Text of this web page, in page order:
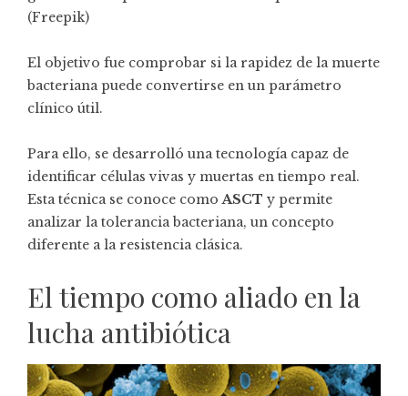
(Freepik)
El objetivo fue comprobar si la rapidez de la muerte
bacteriana puede convertirse en un parámetro
clínico útil.
Para ello, se desarrolló una tecnología capaz de
identificar células vivas y muertas en tiempo real.
Esta técnica se conoce comoASCT y permite
analizar la tolerancia bacteriana, un concepto
diferente a la resistencia clásica.
El tiempo como aliado en la
lucha antibiótica